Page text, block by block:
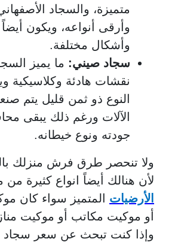
متميزة، والسجاد
وأرقى أنواعه، ويكون
وأشكال مختلفة.
سجاد صيني: ما يميز
نقشات هادئة وكلاسيكية
النوع ذو ثمن قليل يتم
الآلات ورغم ذلك يبقى
جودته ونوع خيطانه.
ولا تنحصر طرق فرش منزلك
لأن هنالك أيضاً انواع كثيرة
الأرضيات المتميز سواء كان
أو موكيت مكاتب أو موكيت
وإذا كنت تبحث عن سعر سجاد